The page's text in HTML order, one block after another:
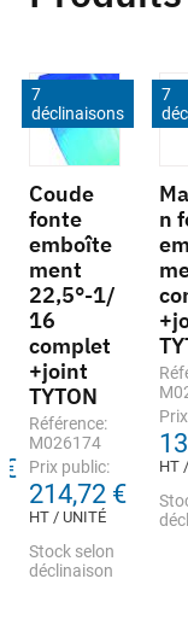
7
déclinaisons
Coude
fonte
emboîte
ment
22,5°-1/
16
complet
+joint
TYTON
Référence:
M026174
Prix public:
214,72 €
HT / UNITÉ
Stock selon
déclinaison
7
n
HT